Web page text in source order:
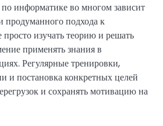
информатике во многом зависит
продуманного подхода к
изучать теорию и решать
применять знания в
Регулярные тренировки,
и постановка конкретных целей
и сохранять мотивацию на